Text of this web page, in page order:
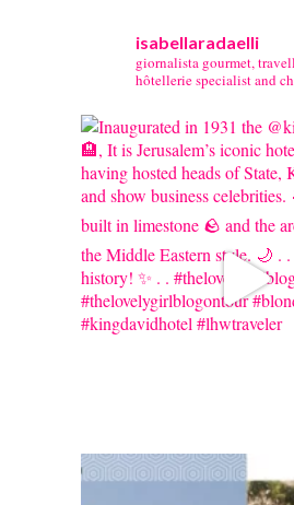
isabellaradaelli
giornalista gourmet,
hôtellerie specialist and